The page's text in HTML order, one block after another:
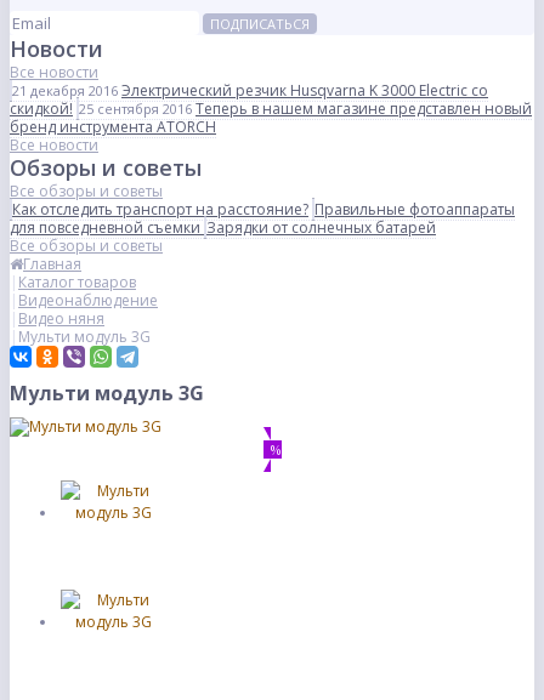
ПОДПИСАТЬСЯ
Новости
Все новости
21 декабря 2016 Электрический резчик Husqvarna K 3000 Electric со
скидкой! 25 сентября 2016 Теперь в нашем магазине представлен новый
бренд инструмента ATORCH
Все новости
Обзоры и советы
Все обзоры и советы
Как отследить транспорт на расстояние? Правильные фотоаппараты
для повседневной съемкиЗарядки от солнечных батарей
Все обзоры и советы
Главная
Каталог товаров
Видеонаблюдение
Видео няня
Мульти модуль 3G
Мульти модуль 3G
%